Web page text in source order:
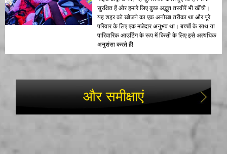
सुरक्षित हैं और हमारे लिए कुछ अद्भुत तस्वीरें भी खींची।
यह शहर को खोजने का एक अनोखा तरीका था और पूरे
परिवार के लिए एक मजेदार अनुभव था। बच्चों के साथ या
पारिवारिक आउटिंग के रूप में किसी के लिए इसे अत्यधिक
अनुशंसा करते हैं!
और समीक्षाएं